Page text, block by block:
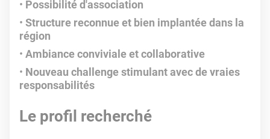
Possibilité d'association
Structure reconnue et bien implantée dans la
région
Ambiance conviviale et collaborative
Nouveau challenge stimulant avec de vraies
responsabilités
Le profil recherché